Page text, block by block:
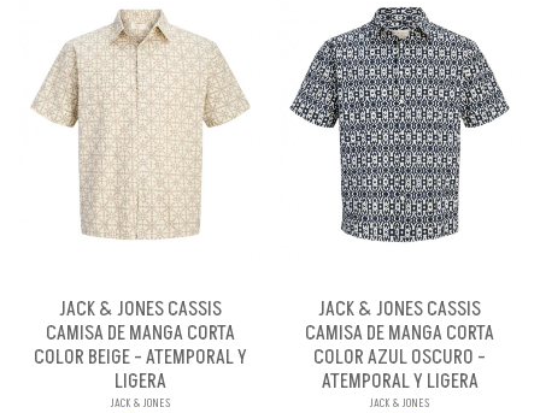
JACK & JONES CASSIS
CAMISA DE MANGA CORTA
COLOR BEIGE - ATEMPORAL Y
LIGERA
JACK & JONES
JACK & JONES CASSIS
CAMISA DE MANGA CORTA
COLOR AZUL OSCURO -
ATEMPORAL Y LIGERA
JACK & JONES